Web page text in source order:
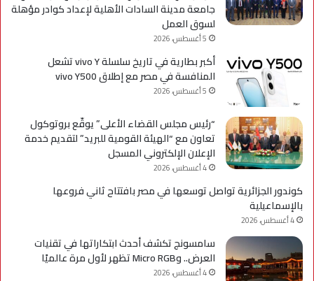
جامعة مدينة السادات الأهلية لإعداد كوادر مؤهلة
لسوق العمل
5 أغسطس، 2026
أكبر بطارية في تاريخ سلسلة vivo Y تشعل
المنافسة في مصر مع إطلاق vivo Y500
5 أغسطس، 2026
“رئيس مجلس القضاء الأعلى” يوقّع بروتوكول
تعاون مع “الهيئة القومية للبريد” لتقديم خدمة
الإعلان الإلكتروني المسجل
4 أغسطس، 2026
كوندور الجزائرية تواصل توسعها في مصر بافتتاح ثاني فروعها
بالإسماعيلية
4 أغسطس، 2026
سامسونج تكشف أحدث ابتكاراتها في تقنيات
العرض.. وMicro RGB تظهر لأول مرة عالميًا
4 أغسطس، 2026